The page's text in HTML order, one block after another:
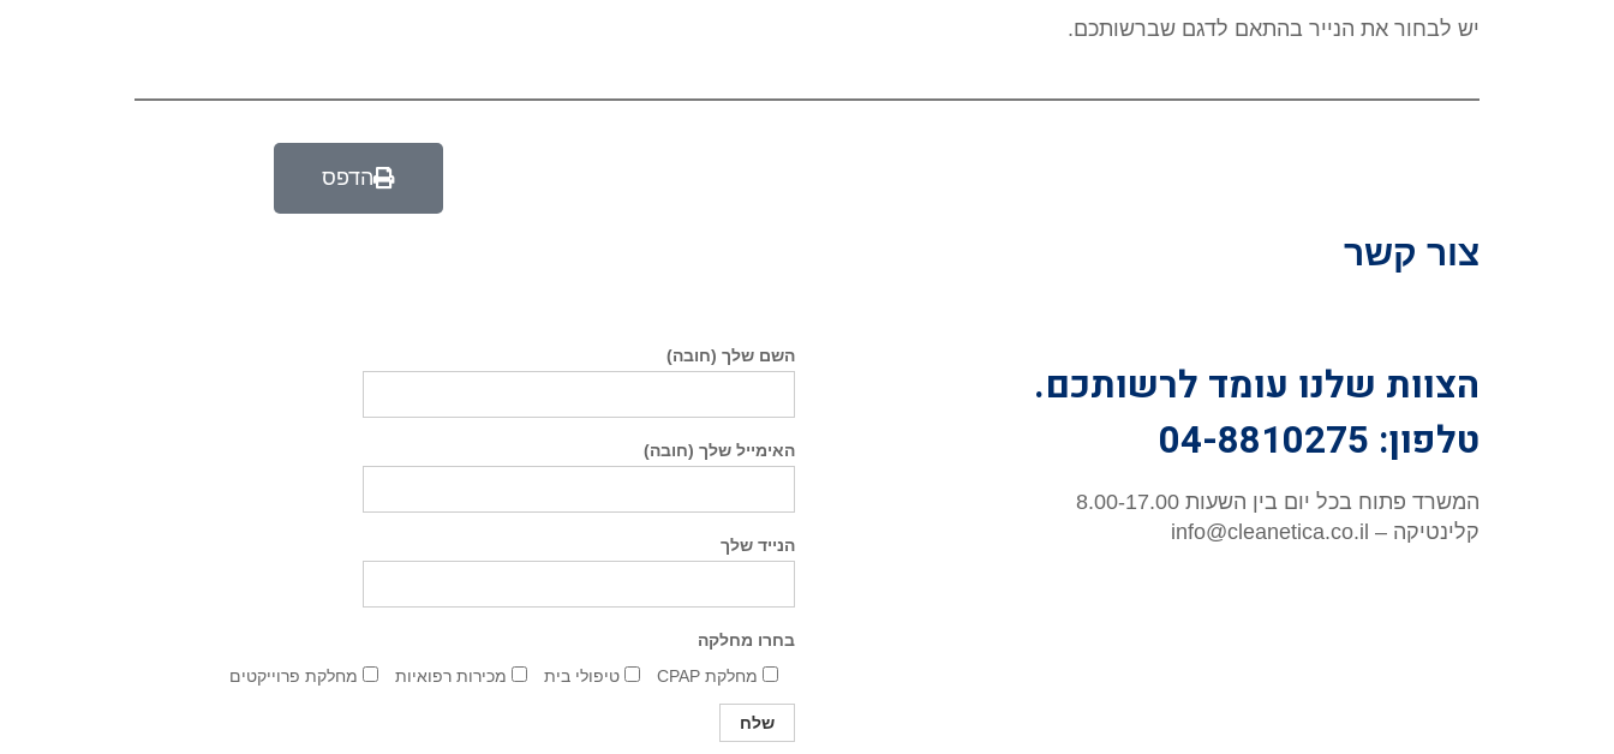
יש לבחור את הנייר בהתאם לדגם שברשותכם.
הדפס
צור קשר
הצוות שלנו עומד לרשותכם.
טלפון: 04-8810275
המשרד פתוח בכל יום בין השעות 8.00-17.00
קלינטיקה – info@cleanetica.co.il
השם שלך (חובה)
האימייל שלך (חובה)
הנייד שלך
בחרו מחלקה
מחלקת CPAP
טיפולי בית מכירות רפואיות מחלקת פרוייקטים